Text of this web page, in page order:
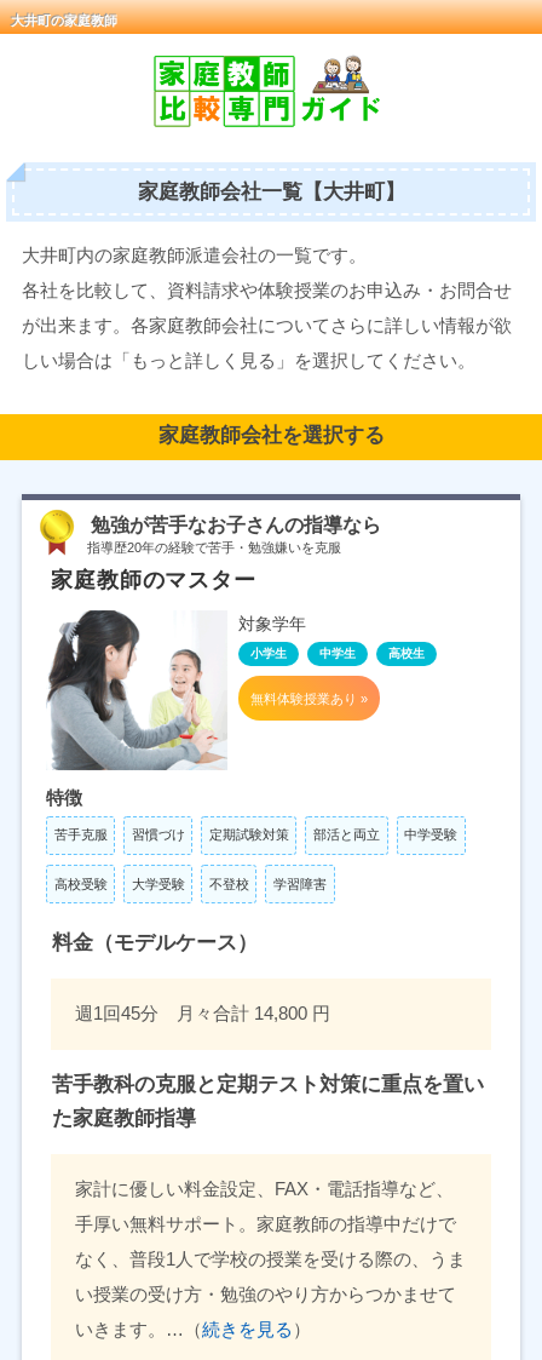
大井町の家庭教師
家庭教師会社一覧【大井町】
大井町内の家庭教師派遣会社の一覧です。
各社を比較して、資料請求や体験授業のお申込み・お問合せ
が出来ます。各家庭教師会社についてさらに詳しい情報が欲
しい場合は「もっと詳しく見る」を選択してください。
家庭教師会社を選択する
勉強が苦手なお子さんの指導なら
指導歴20年の経験で苦手・勉強嫌いを克服
家庭教師のマスター
対象学年
小学生 中学生 高校生
無料体験授業あり »
特徴
苦手克服 習慣づけ 定期試験対策 部活と両立 中学受験
高校受験 大学受験 不登校 学習障害
料金（モデルケース）
週1回45分 月々合計 14,800 円
苦手教科の克服と定期テスト対策に重点を置い
た家庭教師指導
家計に優しい料金設定、FAX・電話指導など、
手厚い無料サポート。家庭教師の指導中だけで
なく、普段1人で学校の授業を受ける際の、うま
い授業の受け方・勉強のやり方からつかませて
いきます。…（続きを見る ）